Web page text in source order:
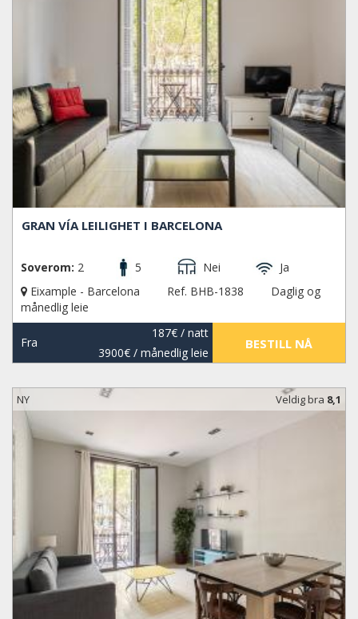
GRAN VÍA LEILIGHET I BARCELONA
Soverom: 2 5 Nei
Ja
Eixample - Barcelona
Ref. BHB-1838
Daglig og
månedlig leie
Fra
187€/ natt
3900€/ månedlig leie
BESTILL NÅ
NY Veldig bra 8,1